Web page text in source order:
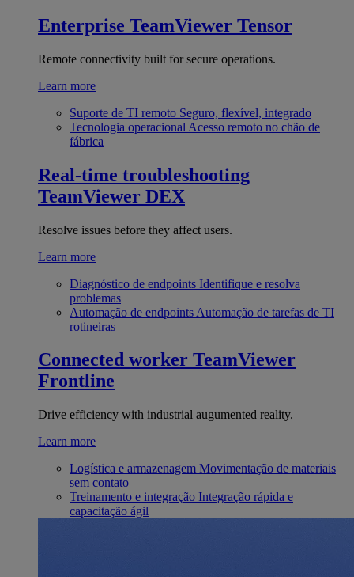
Enterprise TeamViewer Tensor
Remote connectivity built for secure operations.
Learn more
Suporte de TI remoto Seguro, flexível, integrado
Tecnologia operacional Acesso remoto no chão de
fábrica
Real-time troubleshooting
TeamViewer DEX
Resolve issues before they affect users.
Learn more
Diagnóstico de endpoints Identifique e resolva
problemas
Automação de endpoints Automação de tarefas de TI
rotineiras
Connected worker TeamViewer
Frontline
Drive efficiency with industrial augumented reality.
Learn more
Logística e armazenagem Movimentação de materiais
sem contato
Treinamento e integração Integração rápida e
capacitação ágil